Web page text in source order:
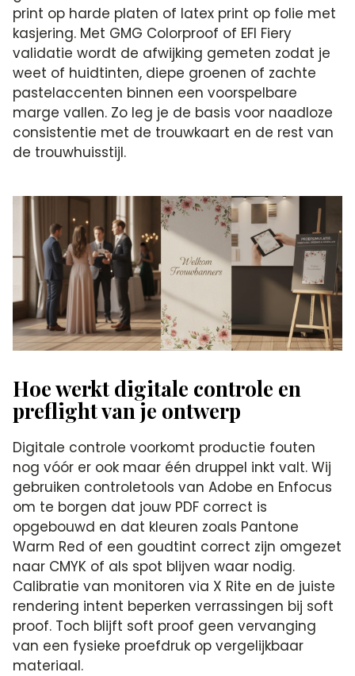
print op harde platen of latex print op folie met
kasjering. Met GMG Colorproof of EFI Fiery
validatie wordt de afwijking gemeten zodat je
weet of huidtinten, diepe groenen of zachte
pastelaccenten binnen een voorspelbare
marge vallen. Zo leg je de basis voor naadloze
consistentie met de trouwkaart en de rest van
de trouwhuisstijl.
Hoe werkt digitale controle en
preflight van je ontwerp
Digitale controle voorkomt productie fouten
nog vóór er ook maar één druppel inkt valt. Wij
gebruiken controletools van Adobe en Enfocus
om te borgen dat jouw PDF correct is
opgebouwd en dat kleuren zoals Pantone
Warm Red of een goudtint correct zijn omgezet
naar CMYK of als spot blijven waar nodig.
Calibratie van monitoren via X Rite en de juiste
rendering intent beperken verrassingen bij soft
proof. Toch blijft soft proof geen vervanging
van een fysieke proefdruk op vergelijkbaar
materiaal.